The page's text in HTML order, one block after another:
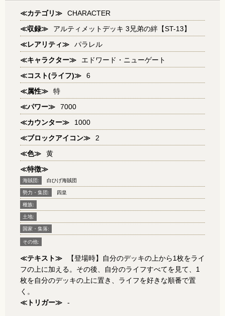
≪カテゴリ≫
CHARACTER
≪収録≫
アルティメットデッキ 3兄弟の絆【ST-13】
≪レアリティ≫
パラレル
≪キャラクター≫
エドワード・ニューゲート
≪コスト(ライフ)≫
6
≪属性≫
特
≪パワー≫
7000
≪カウンター≫
1000
≪ブロックアイコン≫
2
≪色≫
黄
≪特徴≫
海賊団: 白ひげ海賊団
勢力・集団: 四皇
種族:
土地:
国家・集落:
その他:
≪テキスト≫
【登場時】自分のデッキの上から1枚をライ
フの上に加える。その後、自分のライフすべてを見て、1
枚を自分のデッキの上に置き、ライフを好きな順番で置
く。
≪トリガー≫
-